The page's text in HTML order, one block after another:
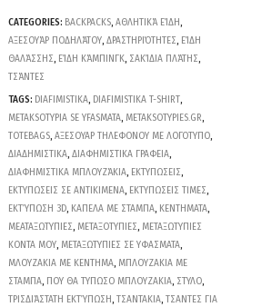
CATEGORIES: BACKPACKS, ΑΘΛΗΤΙΚΆ ΕΊΔΗ,
ΑΞΕΣΟΥΆΡ ΠΟΔΗΛΆΤΟΥ, ΔΡΑΣΤΗΡΙΌΤΗΤΕΣ, ΕΊΔΗ
ΘΑΛΆΣΣΗΣ, ΕΊΔΗ ΚΆΜΠΙΝΓΚ, ΣΑΚΊΔΙΑ ΠΛΆΤΗΣ,
ΤΣΆΝΤΕΣ
TAGS: DIAFIMISTIKA, DIAFIMISTIKA T-SHIRT,
METAKSOTYPIA SE YFASMATA, METAKSOTYPIES.GR,
TOTEBAGS, ΑΞΕΣΟΥΑΡ ΤΗΛΕΦΟΝΟΥ ΜΕ ΛΟΓΟΤΥΠΟ,
ΔΙΑΔΗΜΙΣΤΙΚΑ, ΔΙΑΦΗΜΙΣΤΙΚΑ ΓΡΑΦΕΙΑ,
ΔΙΑΦΗΜΙΣΤΙΚΑ ΜΠΛΟΥΖΆΚΙΑ, ΕΚΤΥΠΩΣΕΙΣ,
ΕΚΤΥΠΩΣΕΙΣ ΣΕ ΑΝΤΙΚΙΜΕΝΑ, ΕΚΤΥΠΩΣΕΙΣ ΤΙΜΕΣ,
ΕΚΤΎΠΩΣΗ 3D, ΚΑΠΕΛΑ ΜΕ ΣΤΑΜΠΑ, ΚΕΝΤΗΜΑΤΑ,
ΜΕΑΤΑΞΩΤΥΠΙΕΣ, ΜΕΤΑΞΟΤΥΠΙΕΣ, ΜΕΤΑΞΩΤΥΠΙΕΣ
ΚΟΝΤΑ ΜΟΥ, ΜΕΤΑΞΩΤΥΠΙΕΣ ΣΕ ΥΦΑΣΜΑΤΑ,
ΜΛΟΥΖΑΚΙΑ ΜΕ ΚΕΝΤΗΜΑ, ΜΠΛΟΥΖΑΚΙΑ ΜΕ
ΣΤΑΜΠΑ, ΠΟΥ ΘΑ ΤΥΠΩΣΟ ΜΠΛΟΥΖΑΚΙΑ, ΣΤΥΛΟ,
ΤΡΙΣΔΙΆΣΤΑΤΗ ΕΚΤΎΠΩΣΗ, ΤΣΑΝΤΑΚΙΑ, ΤΣΑΝΤΕΣ ΓΙΑ